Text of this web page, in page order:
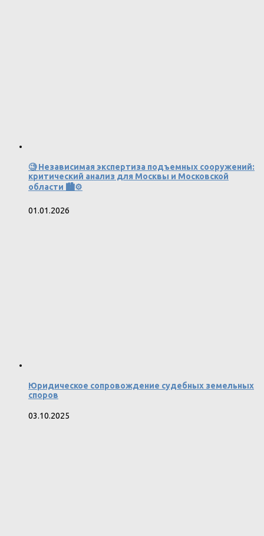
🧐 Независимая экспертиза подъемных сооружений:
критический анализ для Москвы и Московской
области 🏙️⚙️
01.01.2026
Юридическое сопровождение судебных земельных
споров
03.10.2025